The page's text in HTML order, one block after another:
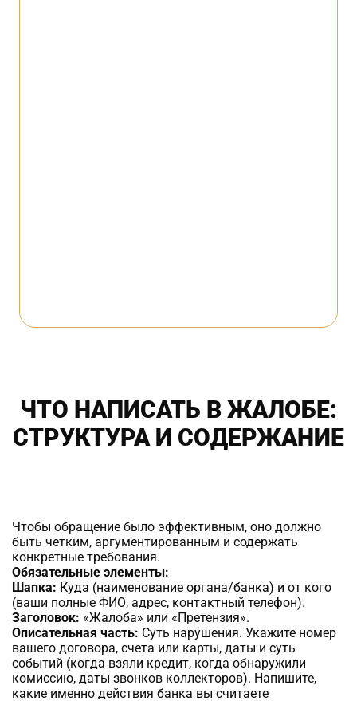
ЧТО НАПИСАТЬ В ЖАЛОБЕ:
СТРУКТУРА И СОДЕРЖАНИЕ
Чтобы обращение было эффективным, оно должно
быть четким, аргументированным и содержать
конкретные требования.
Обязательные элементы:
Шапка: Куда (наименование органа/банка) и от кого
(ваши полные ФИО, адрес, контактный телефон).
Заголовок: «Жалоба» или «Претензия».
Описательная часть: Суть нарушения. Укажите номер
вашего договора, счета или карты, даты и суть
событий (когда взяли кредит, когда обнаружили
комиссию, даты звонков коллекторов). Напишите,
какие именно действия банка вы считаете